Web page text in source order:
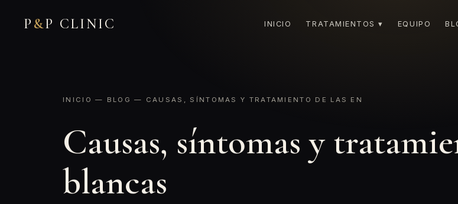
P &P CLINIC INICIO TRATAMIENTOS ▾ EQUIPO
INICIO — BLOG — CAUSAS, SÍNTOMAS Y TRATAMIENTO DE LAS EN
Causas, síntomas y
blancas